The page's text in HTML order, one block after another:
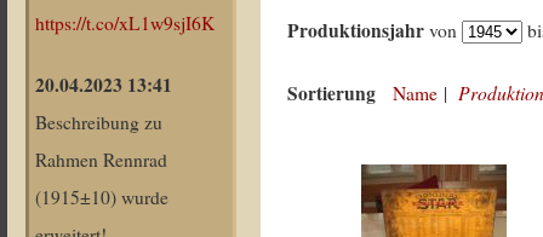
https://t.co/xL1w9sjI6K
20.04.2023 13:41
Beschreibung zu
Rahmen Rennrad
(1915±10) wurde
Produktionsjahr von
Sortierung Name |